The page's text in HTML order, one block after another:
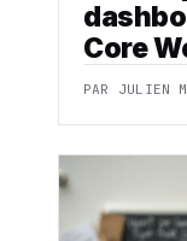
Core
PAR JULIEN